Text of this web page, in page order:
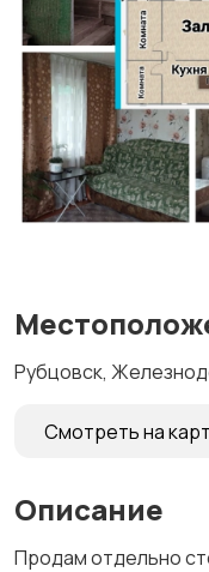
Рубцовск,
Смотреть на
Описание
Продам отдельно